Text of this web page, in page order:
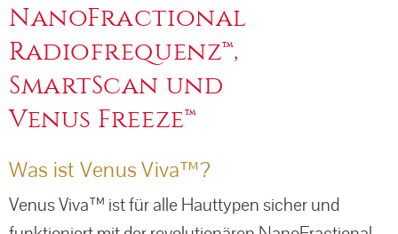
NanoFractional
Radiofrequenz™,
SmartScan und
Venus Freeze™
Was ist Venus Viva™?
Venus Viva™ ist für alle Hauttypen sicher und